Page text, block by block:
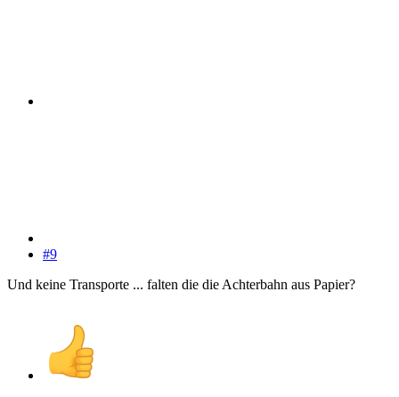
#9
Und keine Transporte ... falten die die Achterbahn aus Papier?